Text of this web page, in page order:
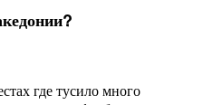
где тусило много